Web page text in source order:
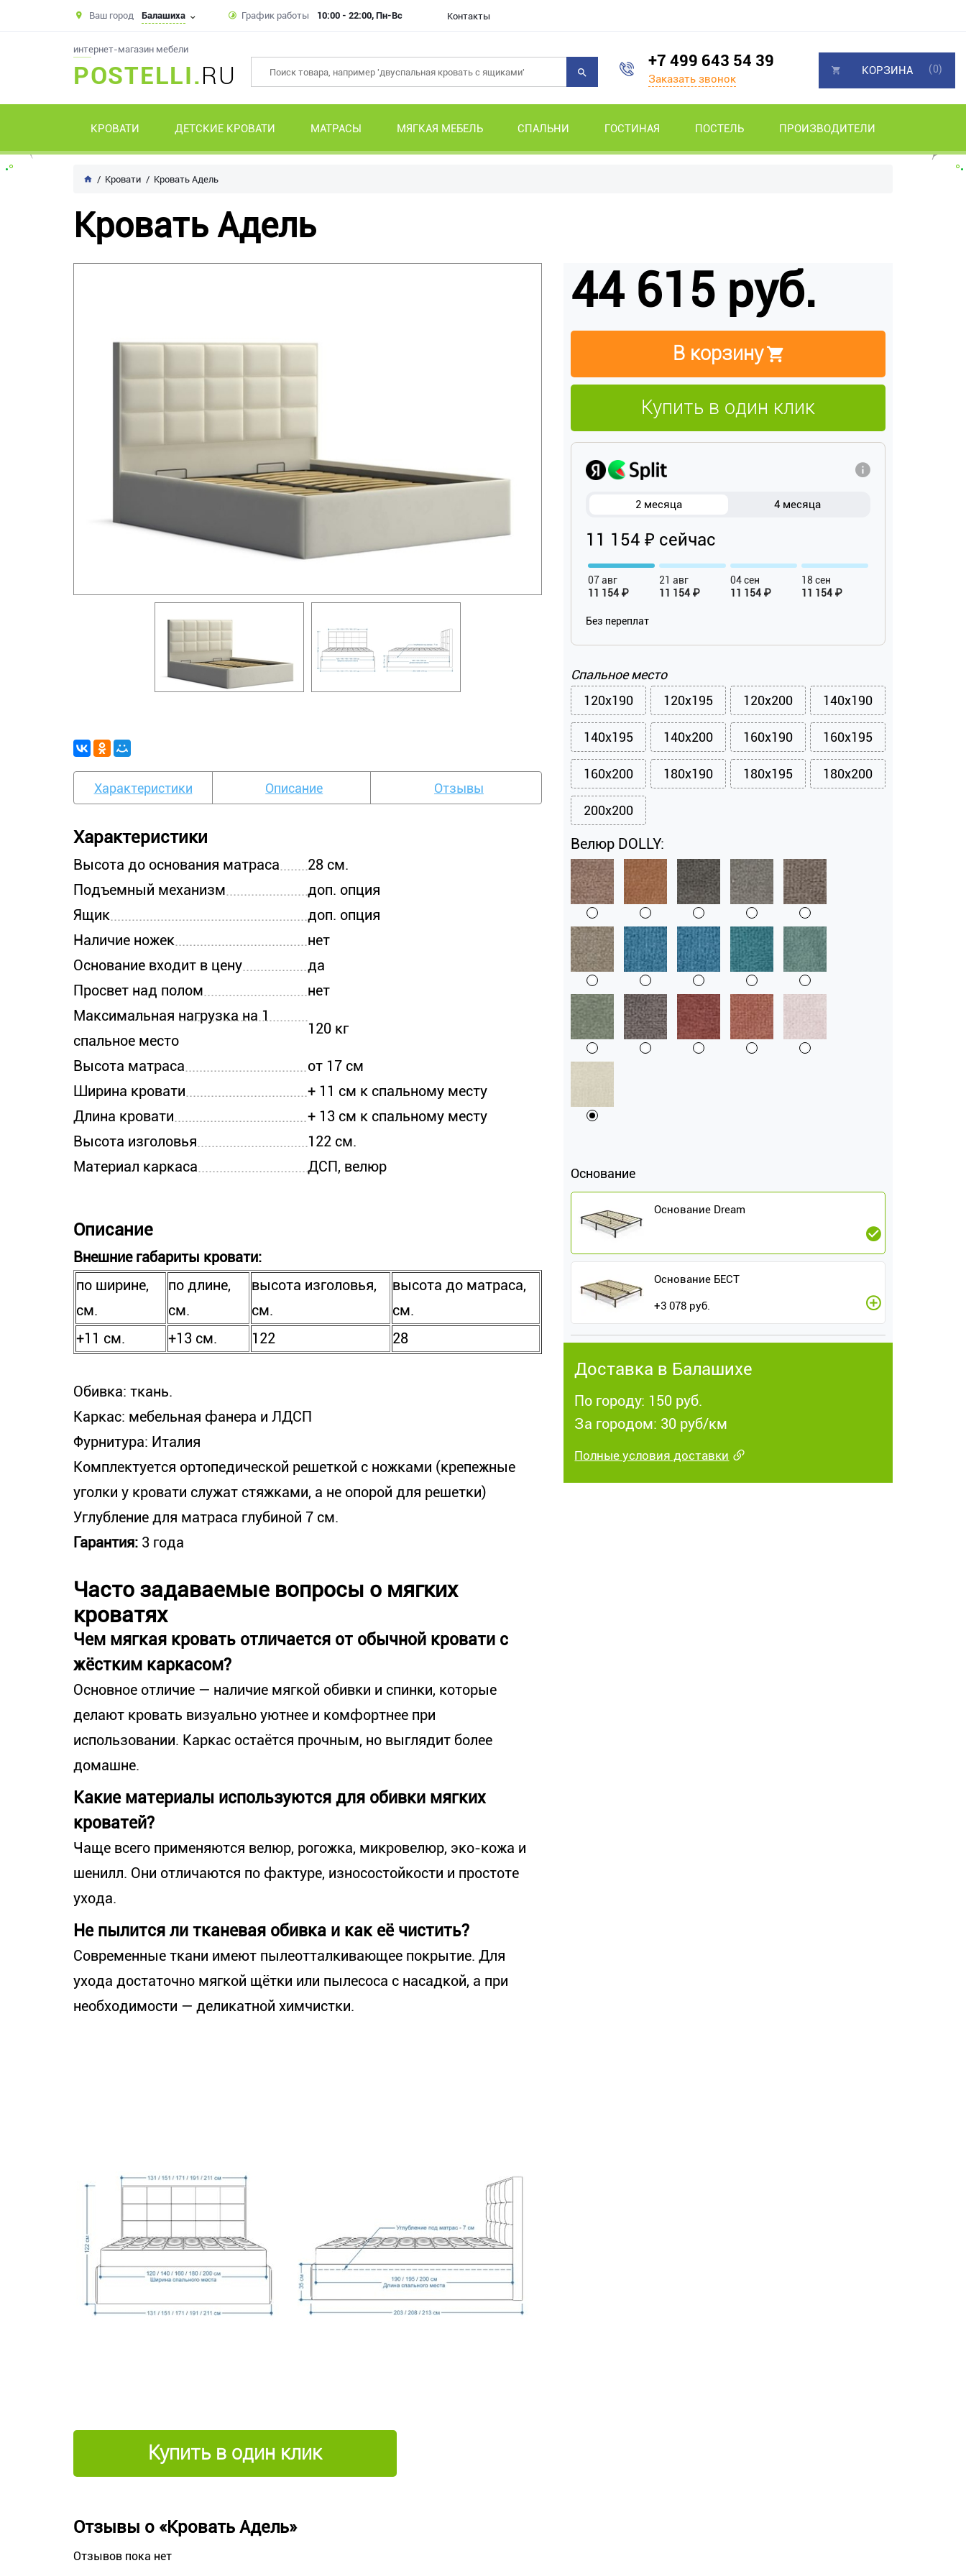
Ваш город Балашиха График работы 10:00 - 22:00, Пн-Вс Контакты
интернет-магазин мебели
POSTELLI.RU
+7 499 643 54 39
Заказать звонок
КРОВАТИ ДЕТСКИЕ КРОВАТИ МАТРАСЫ МЯГКАЯ МЕБЕЛЬ СПАЛЬНИ ГОСТИНАЯ ПОСТЕЛЬ ПРОИЗВОДИТЕЛИ
КОРЗИНА (0)
Кровати Кровать Адель
Кровать Адель
Характеристики Описание Отзывы
Характеристики
Высота до основания матраса
28 см.
Подъемный механизм
доп. опция
Ящик
доп. опция
Наличие ножек
нет
Основание входит в цену
да
Просвет над полом
нет
Максимальная нагрузка на 1
спальное место
120 кг
Высота матраса
от 17 см
Ширина кровати
+ 11 см к спальному месту
Длина кровати
+ 13 см к спальному месту
Высота изголовья
122 см.
Материал каркаса
ДСП, велюр
Описание
Внешние габариты кровати:
по ширине,
см.
по длине,
см.
высота изголовья,
см.
высота до матраса,
см.
+11 см.
+13 см. 122 28
Обивка: ткань.
Каркас: мебельная фанера и ЛДСП
Фурнитура: Италия
Комплектуется ортопедической решеткой с ножками (крепежные
уголки у кровати служат стяжками, а не опорой для решетки)
Углубление для матраса глубиной 7 см.
Гарантия: 3 года
Часто задаваемые вопросы о мягких
кроватях
Чем мягкая кровать отличается от обычной кровати с
жёстким каркасом?
Основное отличие — наличие мягкой обивки и спинки, которые
делают кровать визуально уютнее и комфортнее при
использовании. Каркас остаётся прочным, но выглядит более
домашне.
Какие материалы используются для обивки мягких
кроватей?
Чаще всего применяются велюр, рогожка, микровелюр, эко-кожа и
шенилл. Они отличаются по фактуре, износостойкости и простоте
ухода.
Не пылится ли тканевая обивка и как её чистить?
Современные ткани имеют пылеотталкивающее покрытие. Для
ухода достаточно мягкой щётки или пылесоса с насадкой, а при
необходимости — деликатной химчистки.
Купить в один клик
Отзывы о «Кровать Адель»
Отзывов пока нет
44 615 руб.
В корзину
Купить в один клик
2 месяца 4 месяца
11 154 ₽ сейчас
07 авг
11 154 ₽
21 авг
11 154 ₽
04 сен
11 154 ₽
18 сен
11 154 ₽
Без переплат
Спальное место
120x190
120x195 120x200 140x190
140x195 140x200 160x190 160x195
160x200 180x190 180x195 180x200
200x200
Велюр DOLLY:
Основание
Основание Dream
Основание БЕСТ
+3 078 руб.
Доставка в Балашихе
По городу: 150 руб.
За городом: 30 руб/км
Полные условия доставки